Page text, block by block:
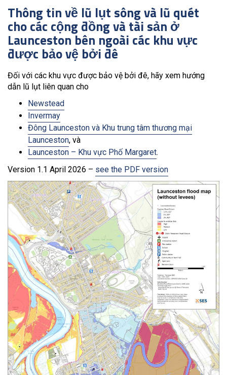
Thông tin về lũ lụt sông và lũ quét
cho các cộng đồng và tài sản ở
Launceston bên ngoài các khu vực
được bảo vệ bởi đê
Đối với các khu vực được bảo vệ bởi đê, hãy xem hướng
dẫn lũ lụt liên quan cho
Newstead
Invermay
Đông Launceston và Khu trung tâm thương mại
Launceston, và
Launceston – Khu vực Phố Margaret.
Version 1.1 April 2026 – see the PDF version